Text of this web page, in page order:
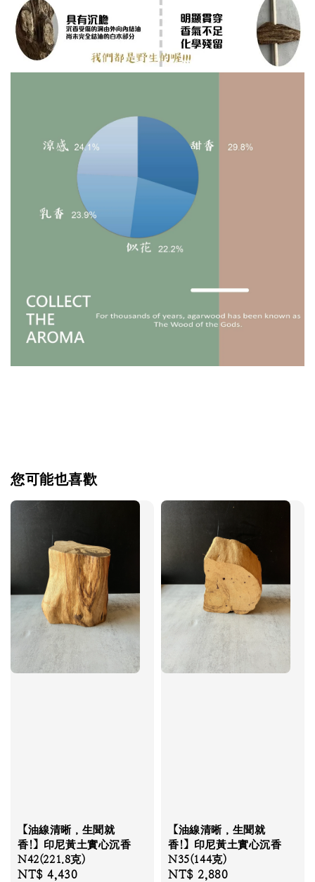
您可能也喜歡
【油線清晰，生聞就
香!】印尼黃土實心沉香
N42(221.8克)
Regular
NT$ 4,430
【油線清晰，生聞就
香!】印尼黃土實心沉香
N35(144克)
Regular
NT$ 2,880